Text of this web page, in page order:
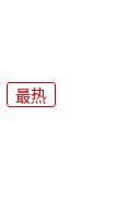
最热